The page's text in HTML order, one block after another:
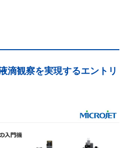
滴観察を実現するエントリ